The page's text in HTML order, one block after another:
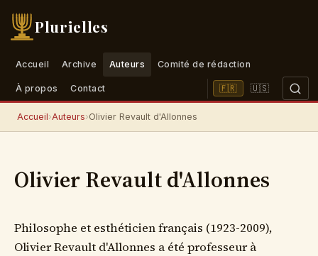
Plurielles
Accueil Archive Auteurs Comité de rédaction
À propos Contact 🇫🇷 🇺🇸
Accueil›Auteurs›Olivier Revault d'Allonnes
Olivier Revault d'Allonnes
Philosophe et esthéticien français (1923-2009),
Olivier Revault d'Allonnes a été professeur à